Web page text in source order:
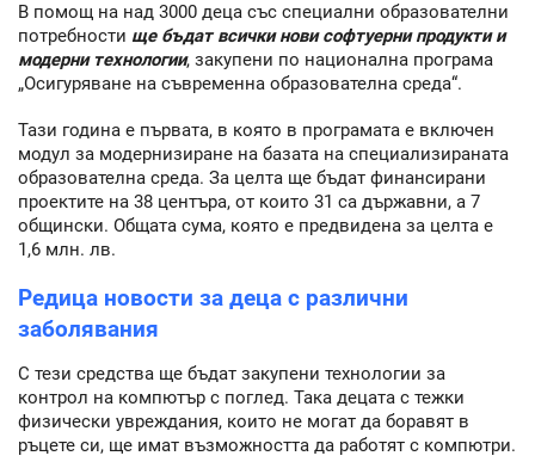
В помощ на над 3000 деца със специални образователни
потребности ще бъдат всички нови софтуерни продукти и
модерни технологии, закупени по национална програма
„Осигуряване на съвременна образователна среда“.
Тази година е първата, в която в програмата е включен
модул за модернизиране на базата на специализираната
образователна среда. За целта ще бъдат финансирани
проектите на 38 центъра, от които 31 са държавни, а 7
общински. Общата сума, която е предвидена за целта е
1,6 млн. лв.
Редица новости за деца с различни
заболявания
С тези средства ще бъдат закупени технологии за
контрол на компютър с поглед. Така децата с тежки
физически увреждания, които не могат да боравят в
ръцете си, ще имат възможността да работят с компютри.